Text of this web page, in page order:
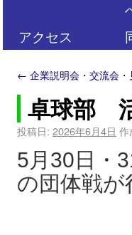
アクセス
← 企業説明会・交流会
卓球部
投稿日: 2026年6月4日 作
5月30日・
の団体戦が